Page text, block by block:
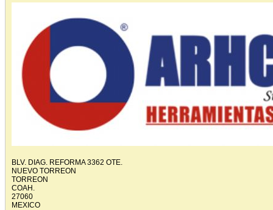
BLV. DIAG. REFORMA 3362 OTE.
NUEVO TORREON
TORREON
COAH.
27060
MEXICO